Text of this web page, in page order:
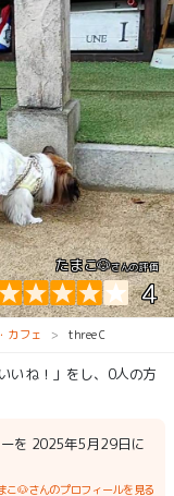
たまこ🐶さんの評価
4
カフェ three C
いね！」をし、0人の方
を 2025年5月29日に
こ🐶さんのプロフィールを見る